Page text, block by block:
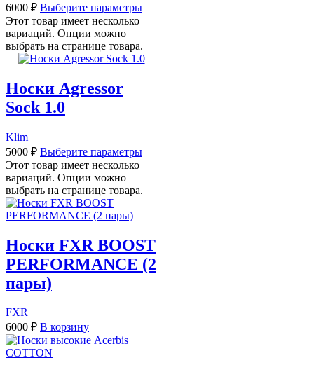
6000 ₽ Выберите параметры
Этот товар имеет несколько
вариаций. Опции можно
выбрать на странице товара.
Носки Agressor
Sock 1.0
Klim
5000 ₽ Выберите параметры
Этот товар имеет несколько
вариаций. Опции можно
выбрать на странице товара.
Носки FXR BOOST
PERFORMANCE (2
пары)
FXR
6000 ₽ В корзину